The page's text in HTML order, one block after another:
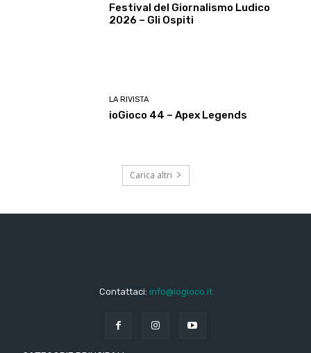
Festival del Giornalismo Ludico
2026 – Gli Ospiti
LA RIVISTA
ioGioco 44 – Apex Legends
Carica altri
Contattaci: info@iogioco.it